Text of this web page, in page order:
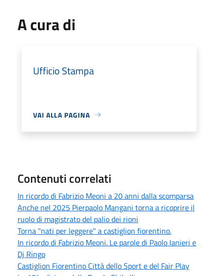
A cura di
Ufficio Stampa
VAI ALLA PAGINA
Contenuti correlati
In ricordo di Fabrizio Meoni a 20 anni dalla scomparsa
Anche nel 2025 Pierpaolo Mangani torna a ricoprire il
ruolo di magistrato del palio dei rioni
Torna "nati per leggere" a castiglion fiorentino.
In ricordo di Fabrizio Meoni. Le parole di Paolo Ianieri e
Dj Ringo
Castiglion Fiorentino Città dello Sport e del Fair Play